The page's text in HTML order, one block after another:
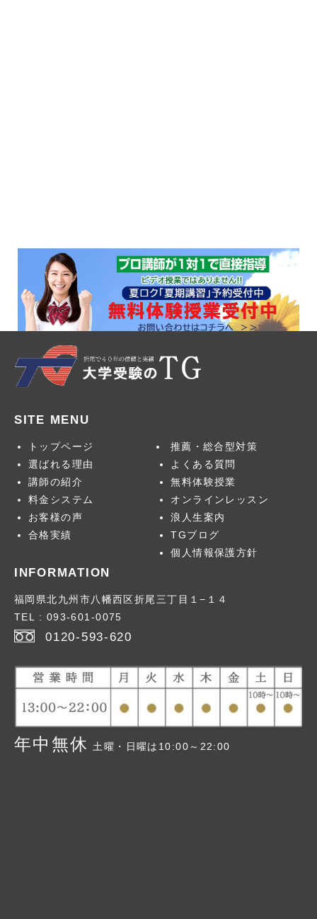
お問合せ
2026年 > 1月号
2026年 > 2月号
2026年>春号
2026年>夏号
卒業生のメッセー
ジ
> 2025年版
> 2024年版
> 2023年版
SITE MENU
トップページ
選ばれる理由
講師の紹介
料金システム
お客様の声
合格実績
推薦・総合型対策
よくある質問
無料体験授業
オンラインレッスン
浪人生案内
TGブログ
個人情報保護方針
INFORMATION
福岡県北九州市八幡西区折尾三丁目１−１４
TEL : 093-601-0075
0120-593-620
年中無休 土曜・日曜は10:00～22:00